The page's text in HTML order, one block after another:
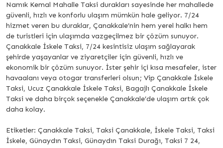
Namık Kemal Mahalle Taksi durakları sayesinde her mahallede
güvenli, hızlı ve konforlu ulaşım mümkün hale geliyor. 7/24
hizmet veren bu duraklar, Çanakkale’nin hem yerel halkı hem
de turistleri için ulaşımda vazgeçilmez bir çözüm sunuyor.
Çanakkale İskele Taksi, 7/24 kesintisiz ulaşım sağlayarak
şehirde yaşayanlar ve ziyaretçiler için güvenli, hızlı ve
ekonomik bir çözüm sunuyor. İster şehir içi kısa mesafeler, ister
havaalanı veya otogar transferleri olsun; Vip Çanakkale İskele
Taksi, Ucuz Çanakkale İskele Taksi, Bagajlı Çanakkale İskele
Taksi ve daha birçok seçenekle Çanakkale’de ulaşım artık çok
daha kolay.
Etiketler: Çanakkale Taksi, Taksi Çanakkale, İskele Taksi, Taksi
İskele, Günaydın Taksi, Günaydın Taksi Durağı, Taksi 7 24,